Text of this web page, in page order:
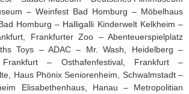
– Weinfest Bad Homburg – Möbelhaus
Homburg – Halligalli Kinderwelt Kelkheim –
Frankfurter Zoo – Abenteuerspielplatz
Toys – ADAC – Mr. Wash, Heidelberg –
Frankfurt – Osthafenfestival, Frankfurt –
Haus Phönix Seniorenheim, Schwalmstadt –
Elisabethenhaus, Hanau – Metropolitian